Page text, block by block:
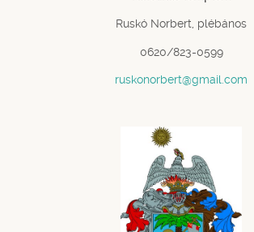
Ruskó Norbert, plébános
0620/823-0599
ruskonorbert@gmail.com